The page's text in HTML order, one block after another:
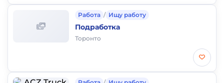
Работа / Ищу работу
Подработка
Торонто